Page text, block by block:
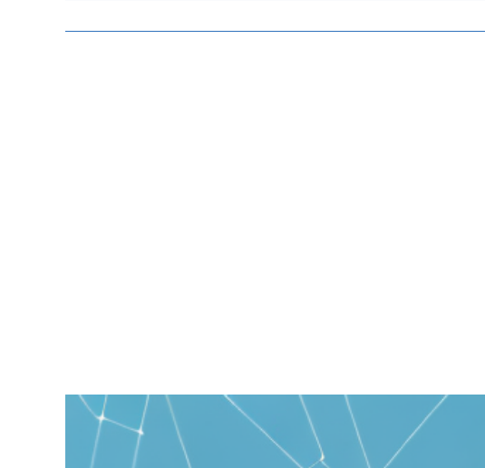
Zeige
grösseres